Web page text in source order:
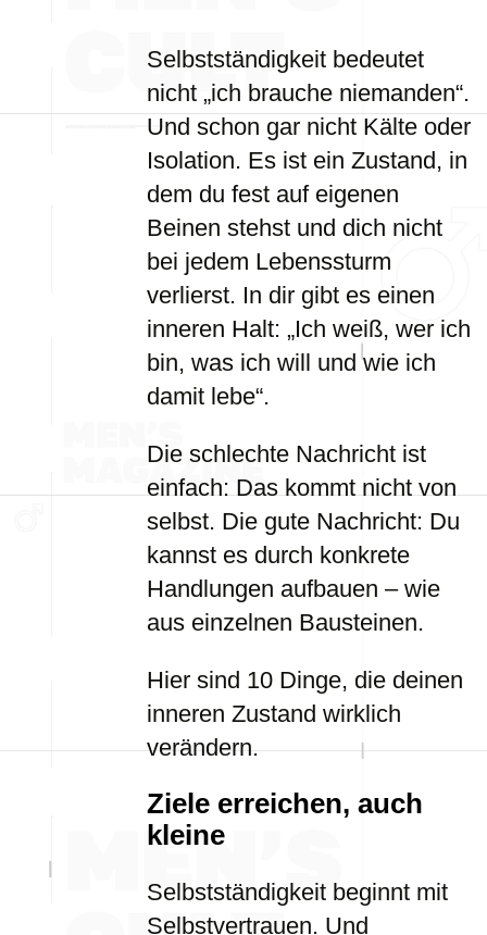
Selbstständigkeit bedeutet
nicht „ich brauche niemanden“.
Und schon gar nicht Kälte oder
Isolation. Es ist ein Zustand, in
dem du fest auf eigenen
Beinen stehst und dich nicht
bei jedem Lebenssturm
verlierst. In dir gibt es einen
inneren Halt: „Ich weiß, wer ich
bin, was ich will und wie ich
damit lebe“.
Die schlechte Nachricht ist
einfach: Das kommt nicht von
selbst. Die gute Nachricht: Du
kannst es durch konkrete
Handlungen aufbauen – wie
aus einzelnen Bausteinen.
Hier sind 10 Dinge, die deinen
inneren Zustand wirklich
verändern.
Ziele erreichen, auch
kleine
Selbstständigkeit beginnt mit
Selbstvertrauen. Und